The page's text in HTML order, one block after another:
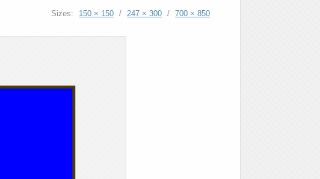
Sizes: 150 × 150 / 247 × 300 / 700 × 850